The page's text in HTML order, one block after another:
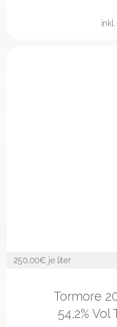
inkl.
250,00€ je liter
Tormore
54,2%